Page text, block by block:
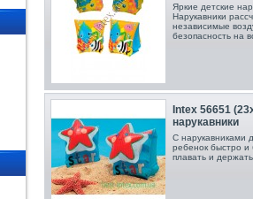
Яркие детские
Нарукавники
независимые
безопасность на
Inteх 56651
нарукавники
С нарукавниками
ребенок быстро и
плавать и